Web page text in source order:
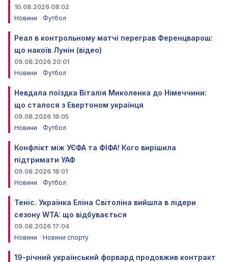
10.08.2026 08:02
Новини
Футбол
Реал в контрольному матчі переграв Ференцварош:
що накоїв Лунін (відео)
09.08.2026 20:01
Новини
Футбол
Невдала поїздка Віталія Миколенка до Німеччини:
що сталося з Евертоном українця
09.08.2026 19:05
Новини
Футбол
Конфлікт між УЄФА та ФІФА! Кого вирішила
підтримати УАФ
09.08.2026 18:01
Новини
Футбол
Теніс. Українка Еліна Світоліна вийшла в лідери
сезону WTA: що відбувається
09.08.2026 17:04
Новини
Новини спорту
19-річний український форвард продовжив контракт